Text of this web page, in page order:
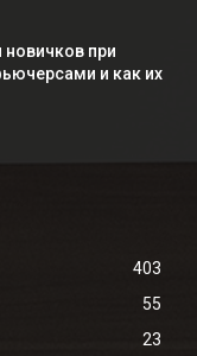
при
и как их
403
55
23